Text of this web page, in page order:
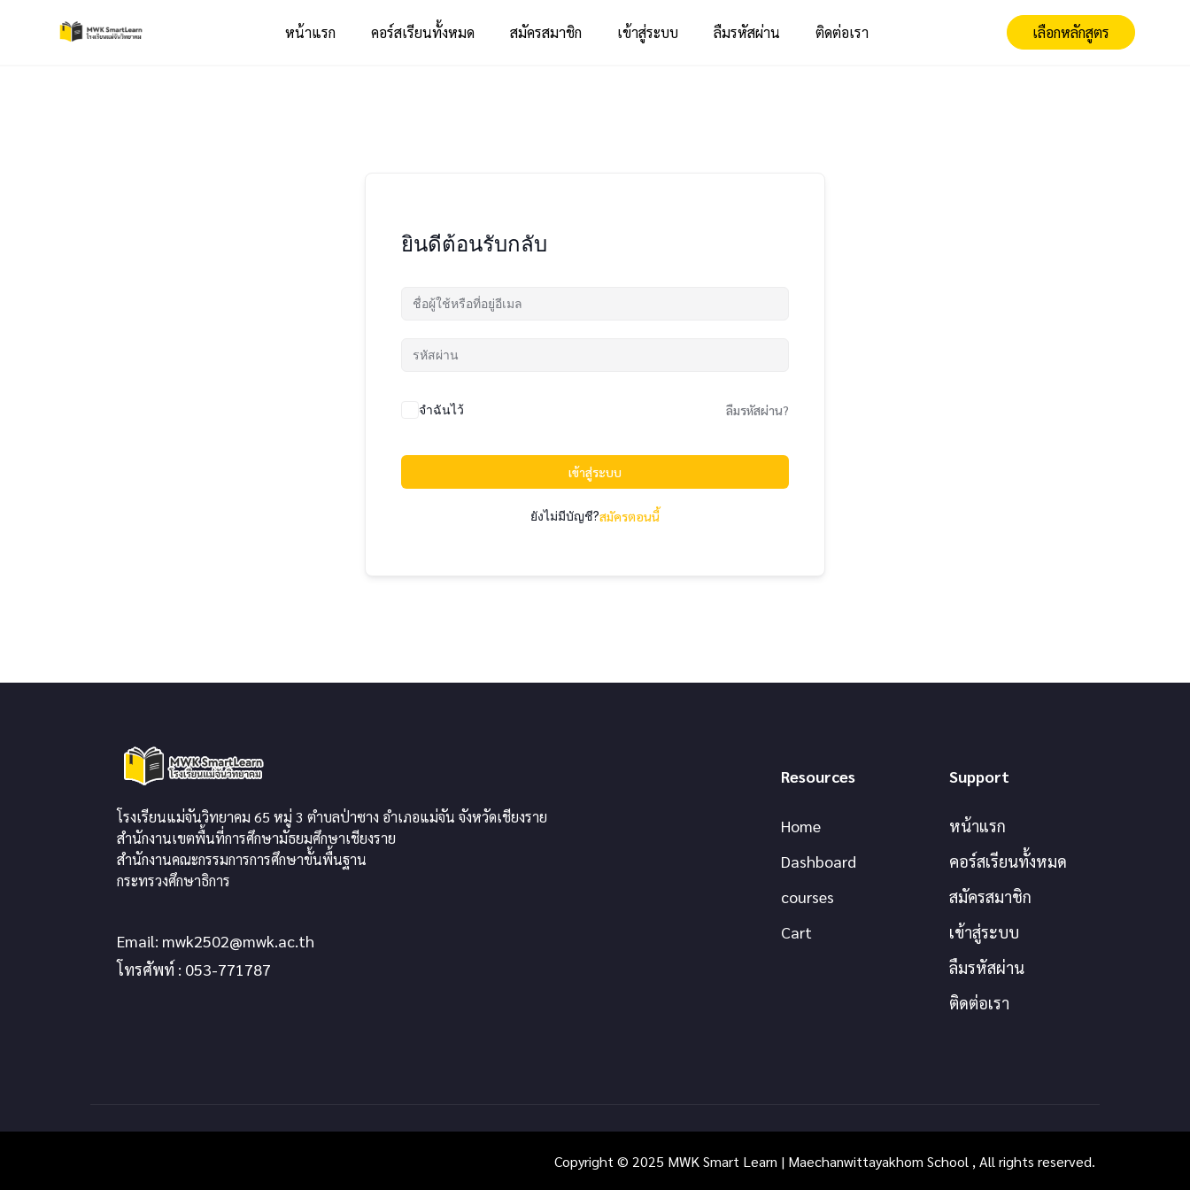
หน้าแรก คอร์สเรียนทั้งหมด สมัครสมาชิก เข้าสู่ระบบ ลืมรหัสผ่าน ติดต่อเรา เลือกหลักสูตร
ยินดีต้อนรับกลับ
จำฉันไว้ ลืมรหัสผ่าน?
เข้าสู่ระบบ
ยังไม่มีบัญชี?สมัครตอนนี้
โรงเรียนแม่จันวิทยาคม 65 หมู่ 3 ตำบลป่าซาง อำเภอแม่จัน จังหวัดเชียงราย
สำนักงานเขตพื้นที่การศึกษามัธยมศึกษาเชียงราย
สำนักงานคณะกรรมการการศึกษาขั้นพื้นฐาน
กระทรวงศึกษาธิการ
Email: mwk2502@mwk.ac.th
โทรศัพท์ : 053-771787
Resources
Home
Dashboard
courses
Cart
Support
หน้าแรก
คอร์สเรียนทั้งหมด
สมัครสมาชิก
เข้าสู่ระบบ
ลืมรหัสผ่าน
ติดต่อเรา
Copyright © 2025 MWK Smart Learn | Maechanwittayakhom School , All rights reserved.